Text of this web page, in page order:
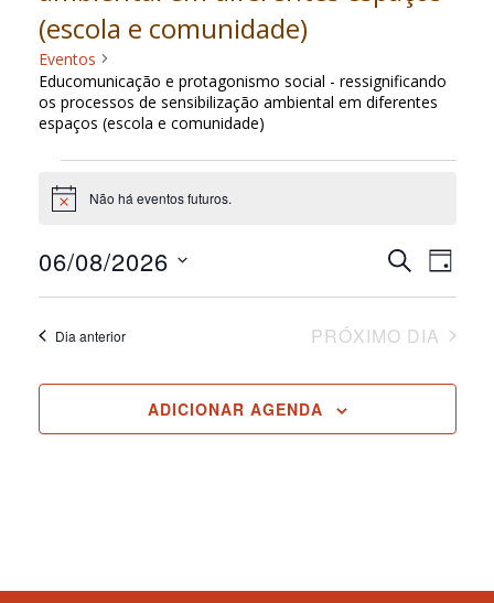
(escola e comunidade)
Eventos
Educomunicação e protagonismo social - ressignificando
os processos de sensibilização ambiental em diferentes
espaços (escola e comunidade)
Eventos
for
6
agosto,
Notice Não há eventos futuros.
e
de
PROCURAR
do
DIA
06/08/2026
data.Dia anterior PRÓXIMO DIA
ADICIONAR AGENDA